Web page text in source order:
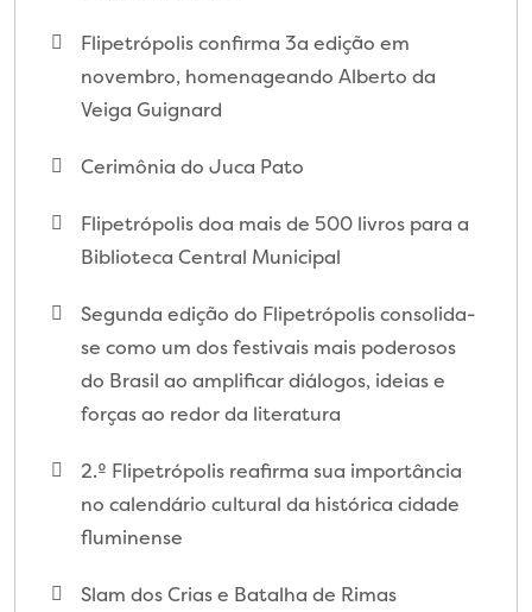
Flipetrópolis confirma 3a edição em
novembro, homenageando Alberto da
Veiga Guignard
Cerimônia do Juca Pato
Flipetrópolis doa mais de 500 livros para a
Biblioteca Central Municipal
Segunda edição do Flipetrópolis consolida-
se como um dos festivais mais poderosos
do Brasil ao amplificar diálogos, ideias e
forças ao redor da literatura
2.º Flipetrópolis reafirma sua importância
no calendário cultural da histórica cidade
fluminense
Slam dos Crias e Batalha de Rimas